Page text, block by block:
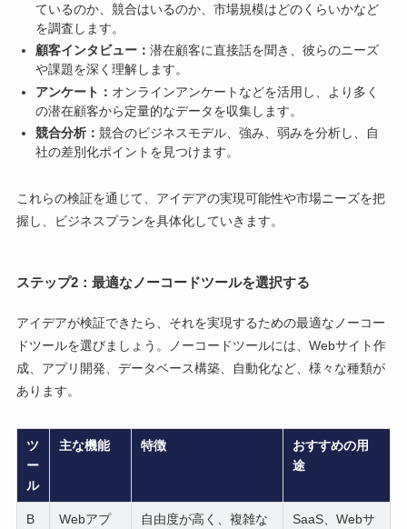
ているのか、競合はいるのか、市場規模はどのくらいかなど
を調査します。
顧客インタビュー： 潜在顧客に直接話を聞き、彼らのニーズ
や課題を深く理解します。
アンケート： オンラインアンケートなどを活用し、より多く
の潜在顧客から定量的なデータを収集します。
競合分析： 競合のビジネスモデル、強み、弱みを分析し、自
社の差別化ポイントを見つけます。
これらの検証を通じて、アイデアの実現可能性や市場ニーズを把
握し、ビジネスプランを具体化していきます。
ステップ2：最適なノーコードツールを選択する
アイデアが検証できたら、それを実現するための最適なノーコー
ドツールを選びましょう。ノーコードツールには、Webサイト作
成、アプリ開発、データベース構築、自動化など、様々な種類が
あります。
ツ
ー
ル
主な機能 特徴
おすすめの用
途
B
Webアプ
自由度が高く、複雑な
SaaS、Webサ